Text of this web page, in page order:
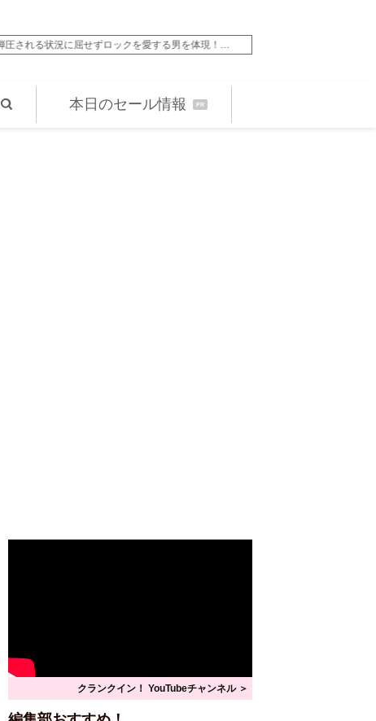
状況に屈せずロックを愛する男を体現！…
本日のセール情報 PR
クランクイン！ YouTubeチャンネル ＞